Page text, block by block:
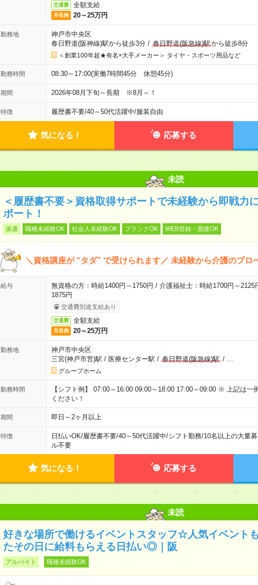
交通費 全額支給
月収例 20～25万円
勤務地
神戸市中央区
春日野道(阪神線)駅から徒歩3分/ 春日野道(阪急線)駅から徒歩8分
＜創業100年超★有名×大手メーカー＞ タイヤ・スポーツ用品など
勤務時間 08:30～17:00(実働7時間45分 休憩45分)
期間 2026年08月下旬～長期 ※8月～！
特徴 履歴書不要/40～50代活躍中/服装自由
気になる！ 応募する
未読
＜履歴書不要＞資格取得サポートで未経験から即戦力
ポート！
派遣 職種未経験OK 社会人未経験OK ブランクOK WEB登録・面接OK
＼資格講座が “タダ” で受けられます／ 未経験から介護のプロ
給与
無資格の方：時給1400円～1750円 / 介護福祉士：時給1700円～2125
1875円
交通費別途支給あり
交通費 全額支給
月収例 20～25万円
勤務地
神戸市中央区
三宮(神戸市営)駅 / 医療センター駅 / 春日野道(阪急線)駅/
グループホーム
勤務時間
【シフト例】 07:00～16:00 09:00～18:00 17:00～09:00 ※ 上記は一
ください！
期間 即日～2ヶ月以上
特徴 日払いOK/履歴書不要/40～50代活躍中/シフト勤務/10名以上の大量
ル不要
気になる！ 応募する
未読
好きな場所で働けるイベントスタッフ☆人気イベント
たその日に給料もらえる日払い◎｜阪
アルバイト 職種未経験OK